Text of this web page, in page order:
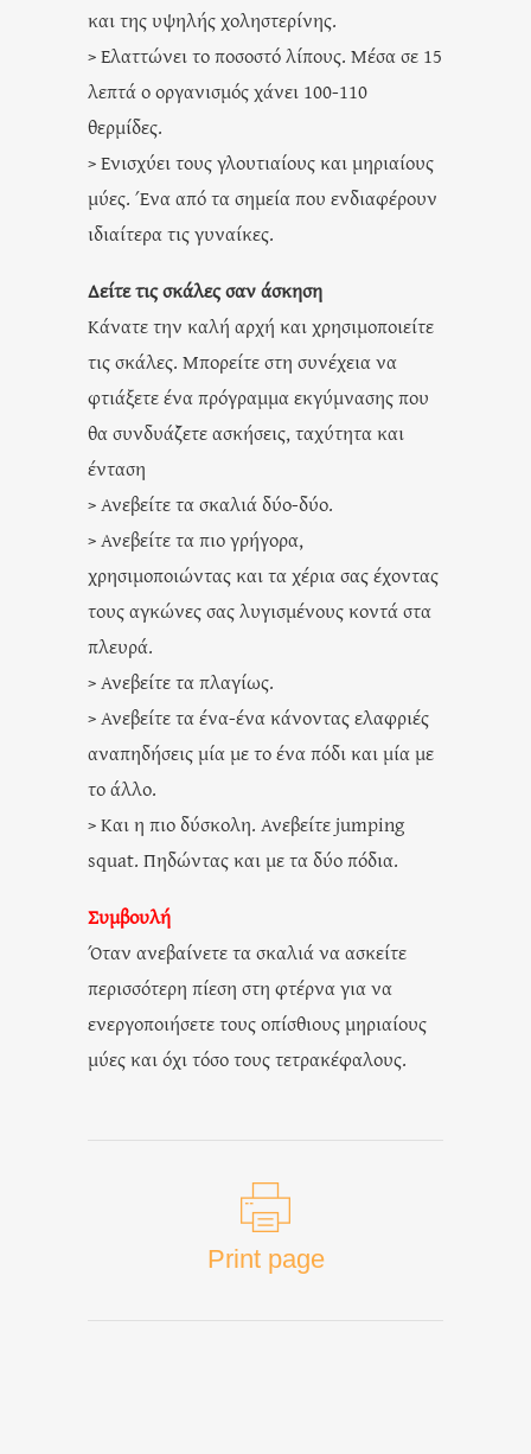
και της υψηλής χοληστερίνης.
> Ελαττώνει το ποσοστό λίπους. Μέσα σε 15
λεπτά ο οργανισμός χάνει 100-110
θερμίδες.
> Ενισχύει τους γλουτιαίους και μηριαίους
μύες. Ένα από τα σημεία που ενδιαφέρουν
ιδιαίτερα τις γυναίκες.
Δείτε τις σκάλες σαν άσκηση
Κάνατε την καλή αρχή και χρησιμοποιείτε
τις σκάλες. Μπορείτε στη συνέχεια να
φτιάξετε ένα πρόγραμμα εκγύμνασης που
θα συνδυάζετε ασκήσεις, ταχύτητα και
ένταση
> Ανεβείτε τα σκαλιά δύο-δύο.
> Ανεβείτε τα πιο γρήγορα,
χρησιμοποιώντας και τα χέρια σας έχοντας
τους αγκώνες σας λυγισμένους κοντά στα
πλευρά.
> Ανεβείτε τα πλαγίως.
> Ανεβείτε τα ένα-ένα κάνοντας ελαφριές
αναπηδήσεις μία με το ένα πόδι και μία με
το άλλο.
> Και η πιο δύσκολη. Ανεβείτε jumping
squat. Πηδώντας και με τα δύο πόδια.
Συμβουλή
Όταν ανεβαίνετε τα σκαλιά να ασκείτε
περισσότερη πίεση στη φτέρνα για να
ενεργοποιήσετε τους οπίσθιους μηριαίους
μύες και όχι τόσο τους τετρακέφαλους.
Print page